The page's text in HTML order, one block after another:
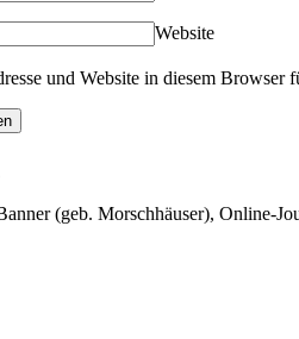
Website
und Website in diesem Browser
(geb. Morschhäuser), Online-